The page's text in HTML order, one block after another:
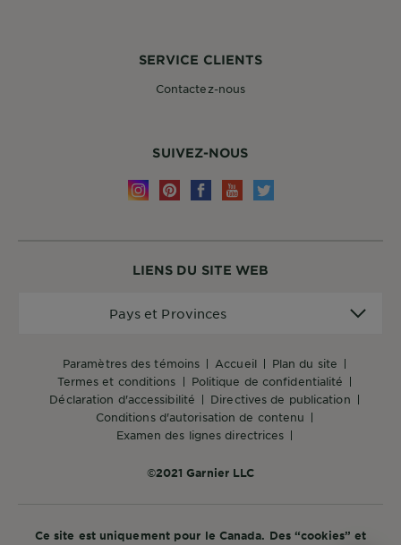
LIENS DU SITE WEB
paramètres des témoins accueil
plan du site
termes et conditions
politique de confidentialité
déclaration d'accessibilité
directives de publication
conditions d'autorisation de contenu
examen des lignes directrices
©2021 Garnier LLC
Pays et Provinces
SERVICE CLIENTS
Contactez-nous
SUIVEZ-NOUS
Ce site est uniquement pour le Canada. Des “cookies” et